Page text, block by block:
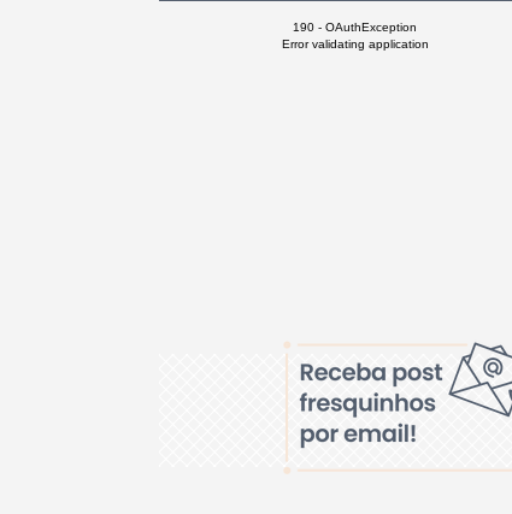
190 - OAuthException
Error validating application